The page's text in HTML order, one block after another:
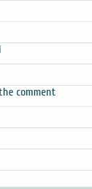
comment